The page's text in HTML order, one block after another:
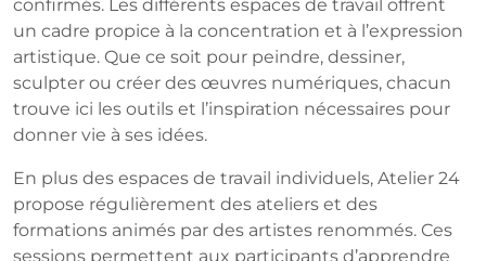
confirmés. Les différents espaces de travail offrent
un cadre propice à la concentration et à l’expression
artistique. Que ce soit pour peindre, dessiner,
sculpter ou créer des œuvres numériques, chacun
trouve ici les outils et l’inspiration nécessaires pour
donner vie à ses idées.
En plus des espaces de travail individuels, Atelier 24
propose régulièrement des ateliers et des
formations animés par des artistes renommés. Ces
sessions permettent aux participants d’apprendre